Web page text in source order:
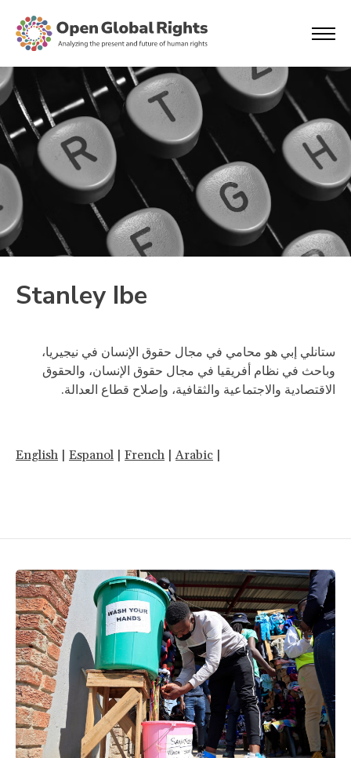
Stanley Ibe
ستانلي إبي هو محامي في مجال حقوق الإنسان في نيجيريا،
وباحث في نظام أفريقيا في مجال حقوق الإنسان، والحقوق
الاقتصادية والاجتماعية والثقافية، وإصلاح قطاع العدالة.
English | Espanol | French |Arabic |